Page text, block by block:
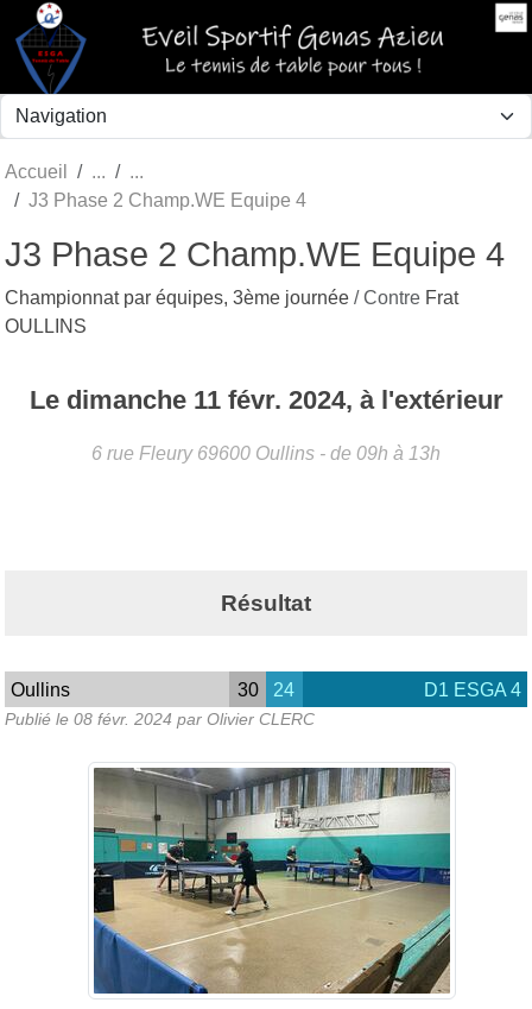
Accueil
J3 Phase 2 Champ.WE Equipe 4
J3 Phase 2 Champ.WE Equipe 4
Championnat par équipes, 3ème journée / Contre Frat
OULLINS
Le dimanche 11 févr. 2024, à l'extérieur
6 rue Fleury 69600 Oullins - de 09h à 13h
Résultat
Oullins 30 24 D1 ESGA 4
Publié le 08 févr. 2024 par Olivier CLERC
Panneau de gestion des cookies